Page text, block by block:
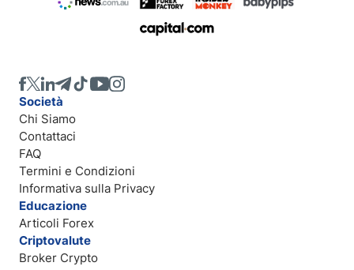
Società
Chi Siamo
Contattaci
FAQ
Termini e Condizioni
Informativa sulla Privacy
Educazione
Articoli Forex
Criptovalute
Broker Crypto